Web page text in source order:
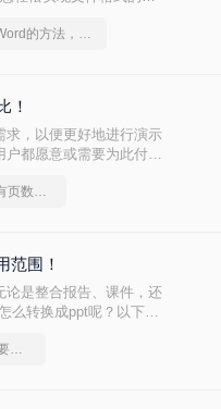
这2个PDF转Word的方法，高效率转换，排版不乱码！
！
，以便更好地进行演示
户都愿意或需要为此付
pdf文件免费转word有页数限制
范围！
是整合报告、课件，还
么转换成ppt呢？以下是
好用的合并pdf文件软件要和好朋友分享